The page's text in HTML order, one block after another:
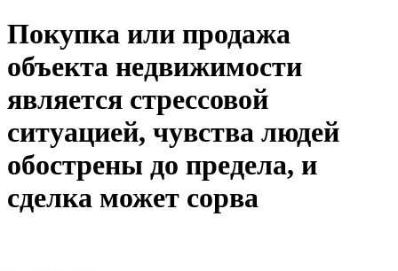
Покупка или продажа
объекта недвижимости
является стрессовой
ситуацией, чувства людей
обострены до предела, и
сделка может сорва